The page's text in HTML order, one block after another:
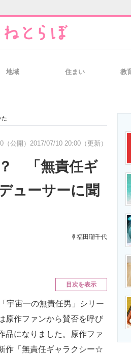
経営リーダーの
術・比較・事例 製造業のIT導入
エネルギーの専
地域 住まい 教
た
公開） 2017/07/10 20:00（更新）
「無責任ギ
ューサーに聞
福田瑠千代
目次を表示
宇宙一の無責任男」シリー
原作ファンから賛否を呼び
品になりました。原作ファ
作「無責任ギャラクシー☆